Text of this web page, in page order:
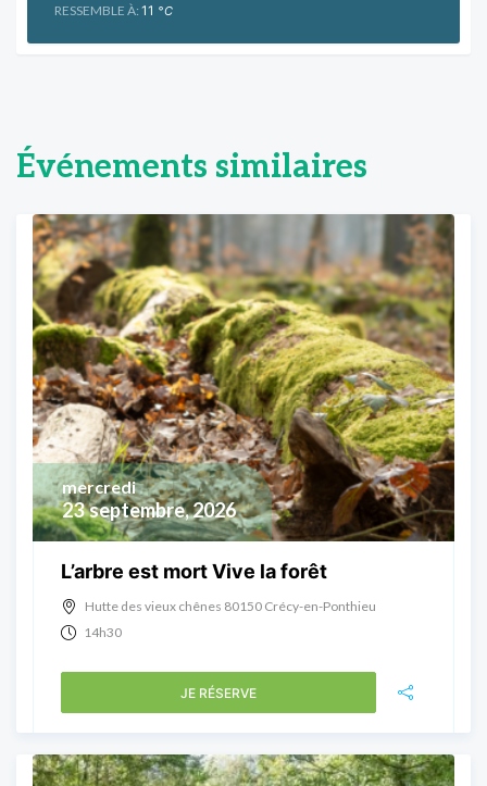
RESSEMBLE À: 11 °C
Événements similaires
23 septembre, 2026
mercredi
L’arbre est mort Vive la forêt
Hutte des vieux chênes 80150 Crécy-en-Ponthieu
14h30
JE RÉSERVE